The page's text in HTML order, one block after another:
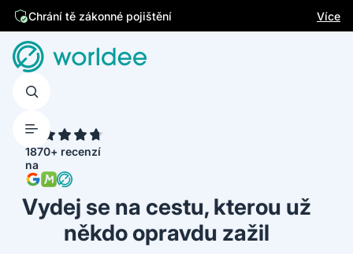
Jsme česká firma Více
1870+ recenzí
na
Vydej se na cestu, kterou už
někdo opravdu zažil